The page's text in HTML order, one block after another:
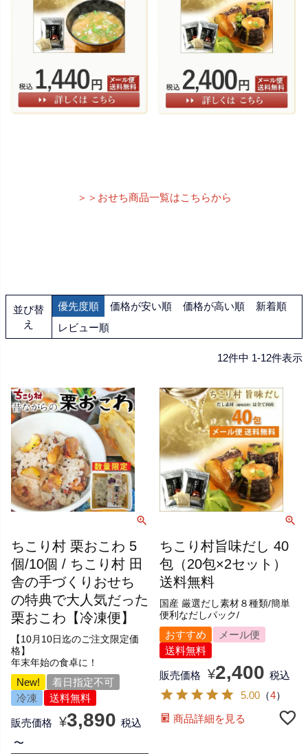
＞＞おせち商品一覧はこちらから
並び替
え
優先度順 価格が安い順 価格が高い順
新着順
レビュー順
12件中 1-12件表示
【10月10日迄のご注文限定価
格】
年末年始の食卓に！
ちこり村 栗おこわ 5
個/10個 / ちこり村 田
舎の手づくりおせち
の特典で大人気だった
栗おこわ【冷凍便】
New!
着日指定不可
冷凍
送料無料
販売価格 ¥3,890 税込
〜
国産 厳選だし素材８種類/簡単
便利なだしパック/
ちこり村旨味だし 40
包（20包×2セット）
送料無料
おすすめ
メール便
送料無料
販売価格 ¥2,400 税込
5.00 （4）
商品詳細を見る